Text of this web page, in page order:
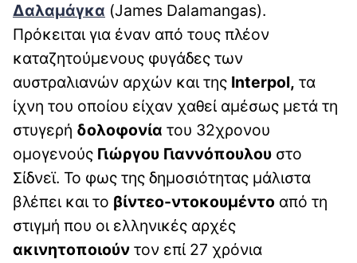
Δαλαμάγκα (James Dalamangas).
Πρόκειται για έναν από τους πλέον
καταζητούμενους φυγάδες των
αυστραλιανών αρχών και της Interpol, τα
ίχνη του οποίου είχαν χαθεί αμέσως μετά τη
στυγερή δολοφονία του 32χρονου
ομογενούς Γιώργου Γιαννόπουλου στο
Σίδνεϊ. Το φως της δημοσιότητας μάλιστα
βλέπει και το βίντεο-ντοκουμέντο από τη
στιγμή που οι ελληνικές αρχές
ακινητοποιούν τον επί 27 χρόνια